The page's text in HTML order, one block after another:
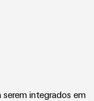
integrados em